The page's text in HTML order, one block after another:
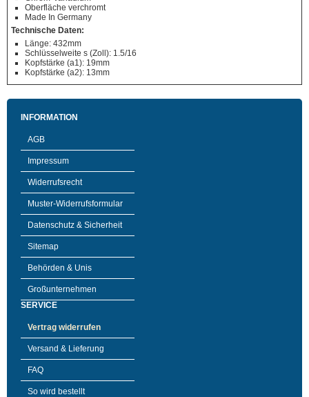
Oberfläche verchromt
Made In Germany
Technische Daten:
Länge: 432mm
Schlüsselweite s (Zoll): 1.5/16
Kopfstärke (a1): 19mm
Kopfstärke (a2): 13mm
INFORMATION
AGB
Impressum
Widerrufsrecht
Muster-Widerrufsformular
Datenschutz & Sicherheit
Sitemap
Behörden & Unis
Großunternehmen
SERVICE
Vertrag widerrufen
Versand & Lieferung
FAQ
So wird bestellt